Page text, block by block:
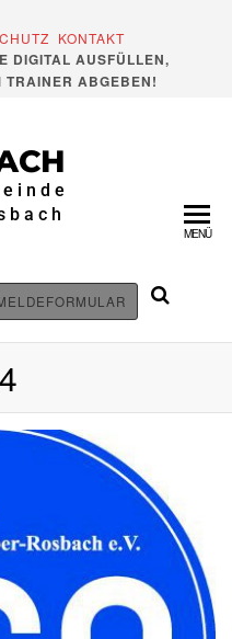
KONTAKT
DIGITAL AUSFÜLLEN,
ABGEBEN!
MENÜ